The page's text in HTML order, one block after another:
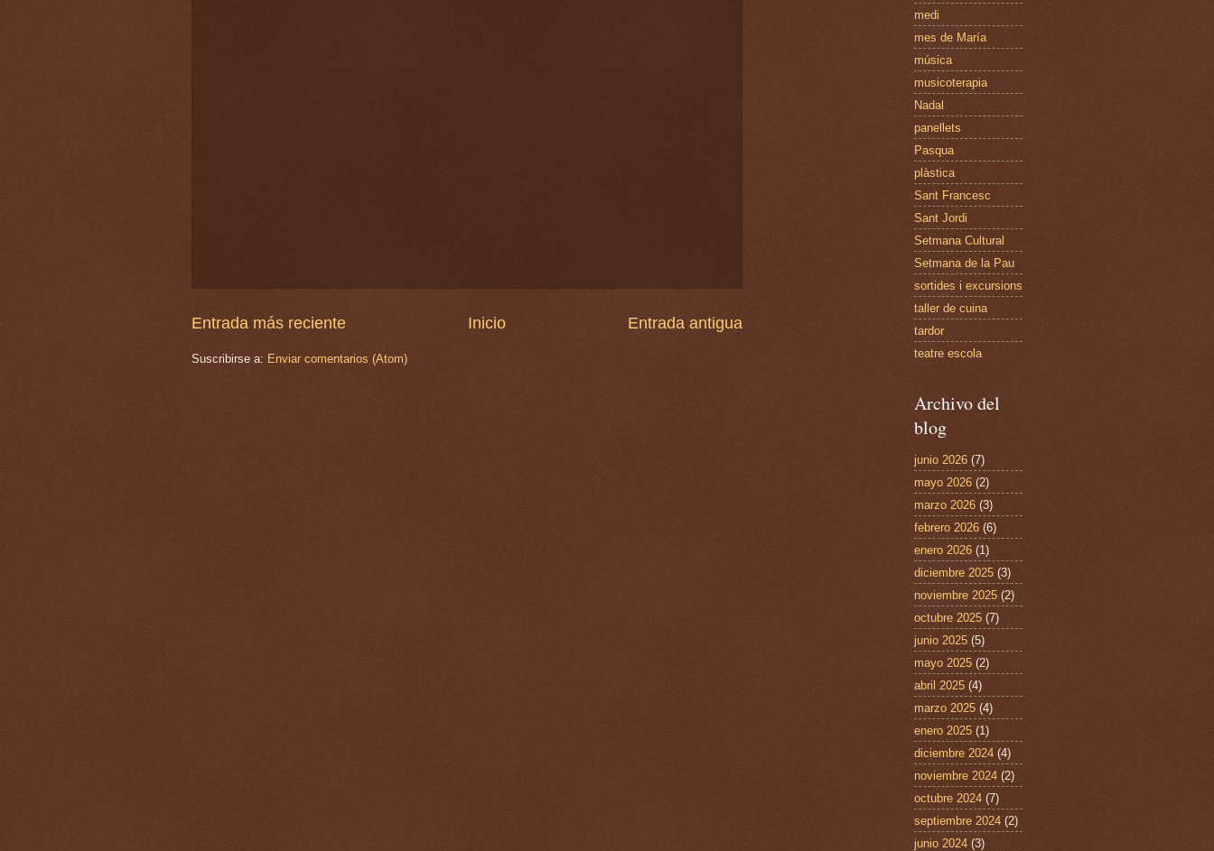
Entrada más reciente Entrada antigua
Inicio
Suscribirse a: Enviar comentarios (Atom)
medi
mes de María
música
musicoterapia
Nadal
panellets
Pasqua
plàstica
Sant Francesc
Sant Jordi
Setmana Cultural
Setmana de la Pau
sortides i excursions
taller de cuina
tardor
teatre escola
Archivo del
blog
junio 2026 (7)
mayo 2026 (2)
marzo 2026 (3)
febrero 2026 (6)
enero 2026 (1)
diciembre 2025 (3)
noviembre 2025 (2)
octubre 2025 (7)
junio 2025 (5)
mayo 2025 (2)
abril 2025 (4)
marzo 2025 (4)
enero 2025 (1)
diciembre 2024 (4)
noviembre 2024 (2)
octubre 2024 (7)
septiembre 2024 (2)
junio 2024 (3)